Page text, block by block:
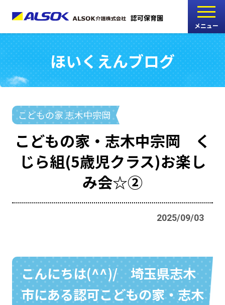
認可保育園
メニュー
こどもの家
志木中宗岡保育園
たんぽぽ
西船橋駅前保育園
たんぽぽ
海神町南保育園
採用情報
048-631-3721 お問い合わせ
ほいくえんブログ
こどもの家 志木中宗岡
こどもの家・志木中宗岡 く
じら組(5歳児クラス)お楽し
み会☆②
2025/09/03
こんにちは(^^)/ 埼玉県志木
市にある認可こどもの家・志木